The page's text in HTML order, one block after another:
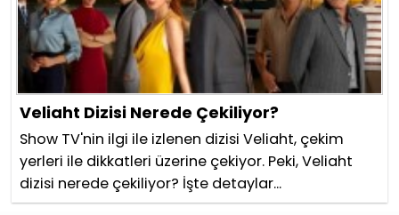
Veliaht Dizisi Nerede Çekiliyor?
Show TV'nin ilgi ile izlenen dizisi Veliaht, çekim
yerleri ile dikkatleri üzerine çekiyor. Peki, Veliaht
dizisi nerede çekiliyor? İşte detaylar...